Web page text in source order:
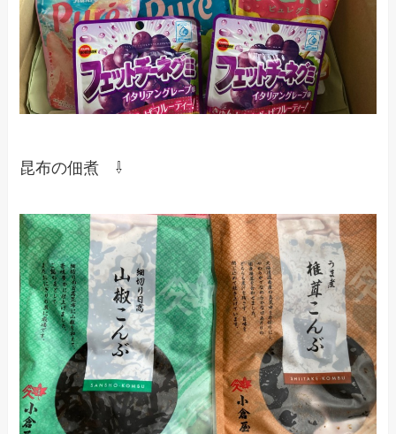
昆布の佃煮 ⇩